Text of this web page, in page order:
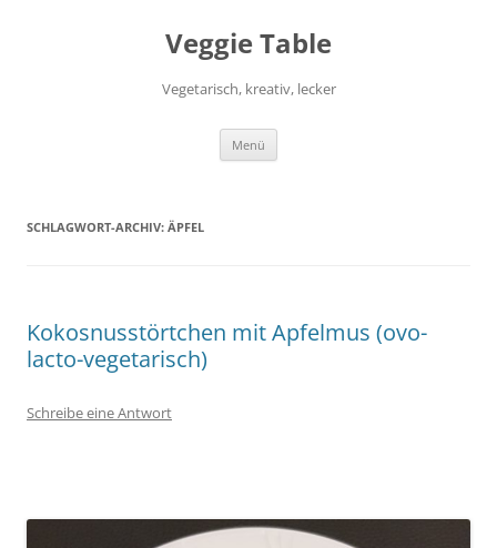
Veggie Table
Vegetarisch, kreativ, lecker
Menü
SCHLAGWORT-ARCHIV: ÄPFEL
Kokosnusstörtchen mit Apfelmus (ovo-
lacto-vegetarisch)
Schreibe eine Antwort